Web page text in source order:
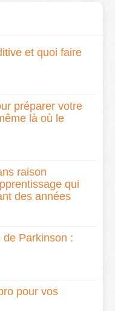
et quoi faire
préparer votre
là où le
raison
qui
des années
Parkinson :
pour vos